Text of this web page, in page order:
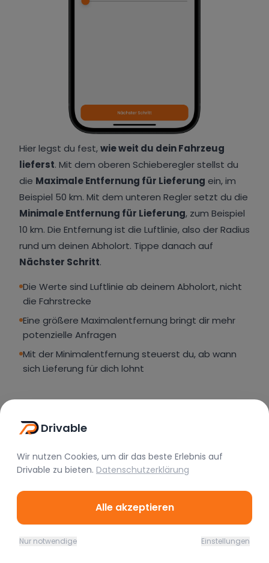
Hier legst du fest,wie weit du dein Fahrzeug
lieferst. Mit dem oberen Schieberegler stellst du
die Maximale Entfernung für Lieferung ein, im
Beispiel 50 km. Mit dem unteren Regler setzt du die
Minimale Entfernung für Lieferung, zum Beispiel
10 km. Die Entfernung ist die Luftlinie, also der Radius
rund um deinen Abholort. Tippe danach auf
Nächster Schritt.
Die Werte sind Luftlinie ab deinem Abholort, nicht
die Fahrstrecke
Eine größere Maximalentfernung bringt dir mehr
potenzielle Anfragen
Mit der Minimalentfernung steuerst du, ab wann
sich Lieferung für dich lohnt
13 festlegen
Drivable
Wir nutzen Cookies, um dir das beste Erlebnis auf
Drivable zu bieten. Datenschutzerklärung
Alle akzeptieren
Nur notwendige Einstellungen